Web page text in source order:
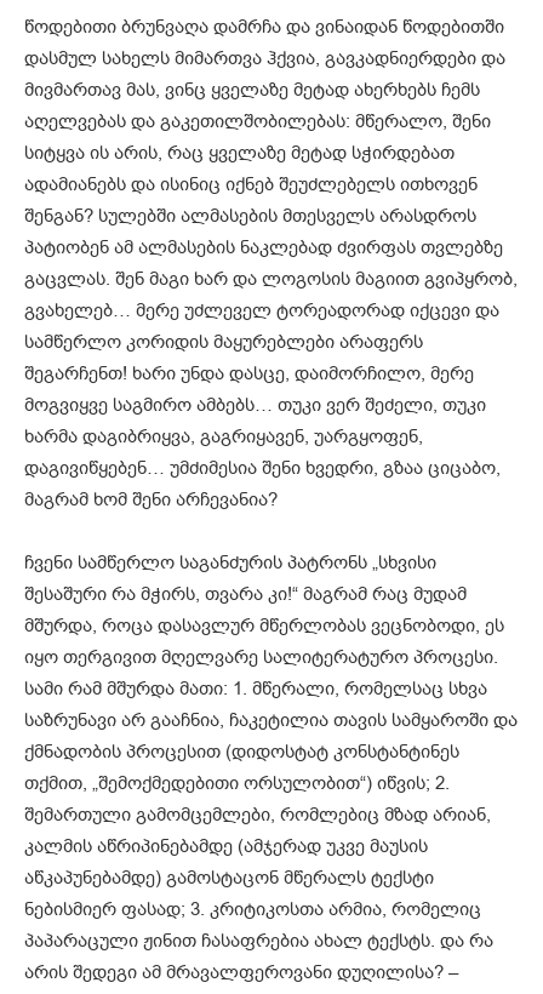
წოდებითი ბრუნვაღა დამრჩა და ვინაიდან წოდებითში
დასმულ სახელს მიმართვა ჰქვია, გავკადნიერდები და
მივმართავ მას, ვინც ყველაზე მეტად ახერხებს ჩემს
აღელვებას და გაკეთილშობილებას: მწერალო, შენი
სიტყვა ის არის, რაც ყველაზე მეტად სჭირდებათ
ადამიანებს და ისინიც იქნებ შეუძლებელს ითხოვენ
შენგან? სულებში ალმასების მთესველს არასდროს
პატიობენ ამ ალმასების ნაკლებად ძვირფას თვლებზე
გაცვლას. შენ მაგი ხარ და ლოგოსის მაგიით გვიპყრობ,
გვახელებ… მერე უძლეველ ტორეადორად იქცევი და
სამწერლო კორიდის მაყურებლები არაფერს
შეგარჩენთ! ხარი უნდა დასცე, დაიმორჩილო, მერე
მოგვიყვე საგმირო ამბებს… თუკი ვერ შეძელი, თუკი
ხარმა დაგიბრიყვა, გაგრიყავენ, უარგყოფენ,
დაგივიწყებენ… უმძიმესია შენი ხვედრი, გზაა ციცაბო,
მაგრამ ხომ შენი არჩევანია?
ჩვენი სამწერლო საგანძურის პატრონს „სხვისი
შესაშური რა მჭირს, თვარა კი!“ მაგრამ რაც მუდამ
მშურდა, როცა დასავლურ მწერლობას ვეცნობოდი, ეს
იყო თერგივით მღელვარე სალიტერატურო პროცესი.
სამი რამ მშურდა მათი: 1. მწერალი, რომელსაც სხვა
საზრუნავი არ გააჩნია, ჩაკეტილია თავის სამყაროში და
ქმნადობის პროცესით (დიდოსტატ კონსტანტინეს
თქმით, „შემოქმედებითი ორსულობით“) იწვის; 2.
შემართული გამომცემლები, რომლებიც მზად არიან,
კალმის აწრიპინებამდე (ამჯერად უკვე მაუსის
აწკაპუნებამდე) გამოსტაცონ მწერალს ტექსტი
ნებისმიერ ფასად; 3. კრიტიკოსთა არმია, რომელიც
პაპარაცული ჟინით ჩასაფრებია ახალ ტექსტს. და რა
არის შედეგი ამ მრავალფეროვანი დუღილისა? –